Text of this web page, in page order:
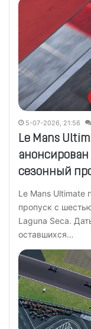
5-07-2026, 21:56
Le Mans
сезонный
Le Mans Ultimate
пропуск с
Laguna Seca.
оставшихся…